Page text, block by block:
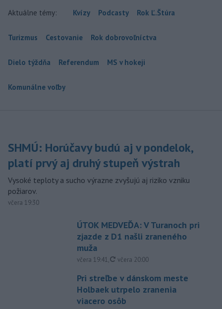
Aktuálne témy: Kvízy Podcasty Rok Ľ.Štúra
Turizmus Cestovanie Rok dobrovoľníctva
Dielo týždňa Referendum MS v hokeji
Komunálne voľby
SHMÚ: Horúčavy budú aj v pondelok,
platí prvý aj druhý stupeň výstrah
Vysoké teploty a sucho výrazne zvyšujú aj riziko vzniku
požiarov.
včera 19:30
ÚTOK MEDVEĎA: V Turanoch pri
zjazde z D1 našli zraneného
muža
včera 19:41, aktualizované
včera 20:00
Pri streľbe v dánskom meste
Holbaek utrpelo zranenia
viacero osôb